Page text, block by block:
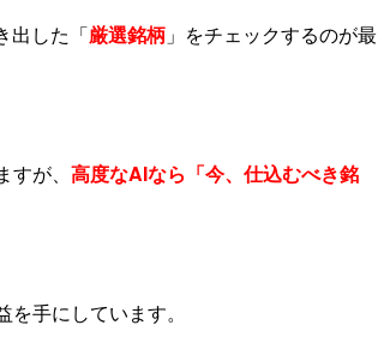
出した「厳選銘柄 」をチェックするのが最
が、 高度なAIなら「今、仕込むべき銘
手にしています。